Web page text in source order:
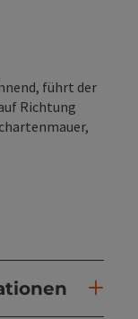
führt der
Richtung